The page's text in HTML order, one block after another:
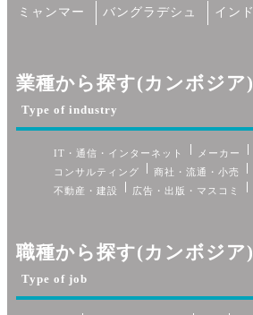
ミャンマー バングラデシュ インド
業種から探す(カンボジア)
Type of industry
IT・通信・インターネット メーカー
コンサルティング
商社・流通・小売
不動産・建設
広告・出版・マスコミ
職種から探す(カンボジア)
Type of job